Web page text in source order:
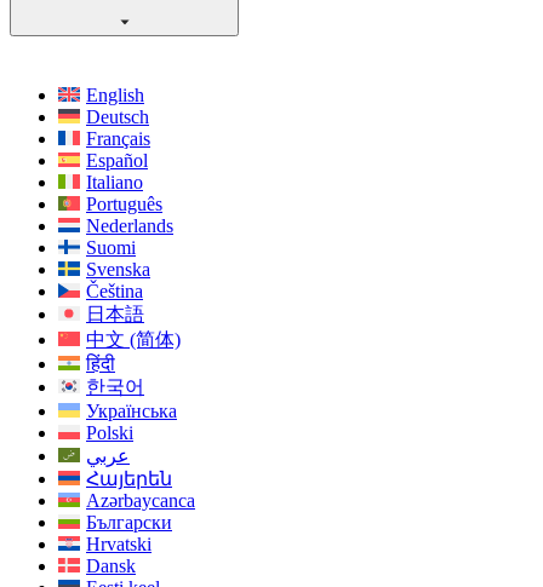
English
Deutsch
Français
Español
Italiano
Português
Nederlands
Suomi
Svenska
Čeština
日本語
中文 (简体)
हिंदी
한국어
Українська
Polski
عربي
Հայերեն
Azərbaycanca
Български
Hrvatski
Dansk